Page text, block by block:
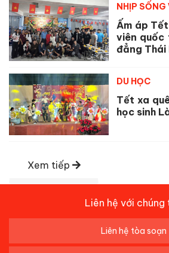
NHỊP SỐNG
Ấm áp
viên quốc
đẳng Thái
DU HỌC
Tết xa
học sinh
Xem tiếp
Liên hệ với chúng
Liên hệ tòa soạn